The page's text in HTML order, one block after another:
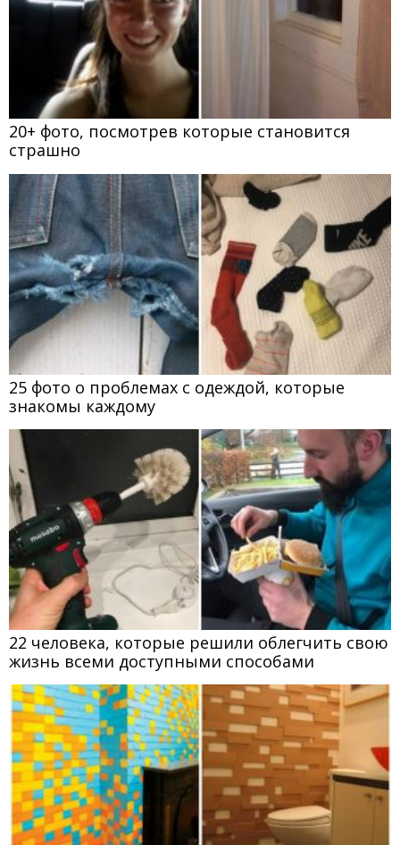
20+ фото, посмотрев которые становится
страшно
25 фото о проблемах с одеждой, которые
знакомы каждому
22 человека, которые решили облегчить свою
жизнь всеми доступными способами